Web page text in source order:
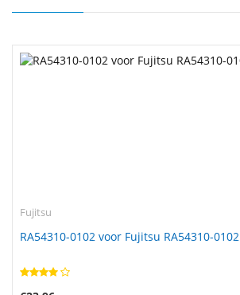
Fujitsu
RA54310-0102 voor Fujitsu RA54310-0102